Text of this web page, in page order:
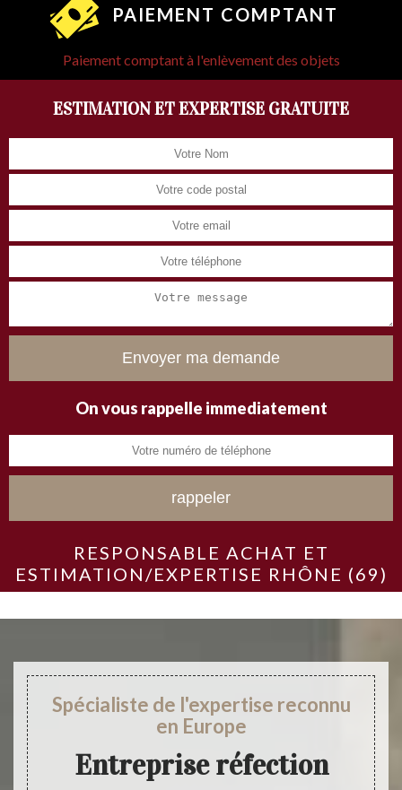
PAIEMENT COMPTANT
Paiement comptant à l'enlèvement des objets
ESTIMATION ET EXPERTISE GRATUITE
On vous rappelle immediatement
RESPONSABLE ACHAT ET
ESTIMATION/EXPERTISE RHÔNE (69)
Spécialiste de l'expertise reconnu
en Europe
Entreprise réfection